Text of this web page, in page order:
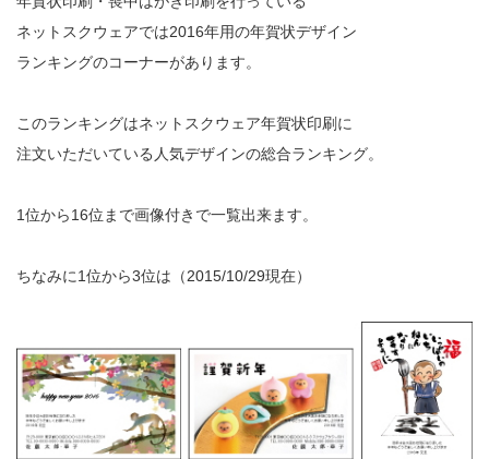
ネットスクウェアでは2016年用の年賀状デザイン
ランキングのコーナーがあります。
このランキングはネットスクウェア年賀状印刷に
注文いただいている人気デザインの総合ランキング。
1位から16位まで画像付きで一覧出来ます。
ちなみに1位から3位は（2015/10/29現在）